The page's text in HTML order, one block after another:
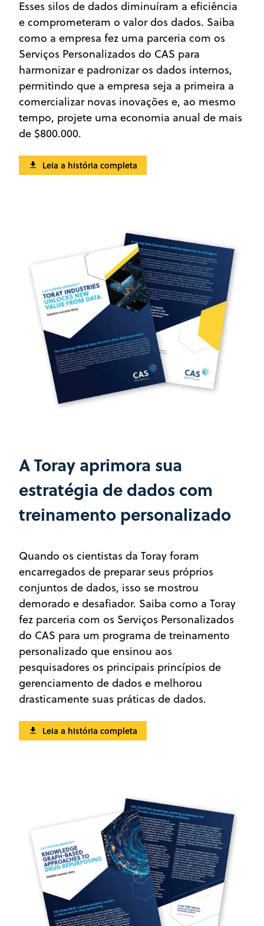
Esses silos de dados diminuíram a eficiência
e comprometeram o valor dos dados. Saiba
como a empresa fez uma parceria com os
Serviços Personalizados do CAS para
harmonizar e padronizar os dados internos,
permitindo que a empresa seja a primeira a
comercializar novas inovações e, ao mesmo
tempo, projete uma economia anual de mais
de $800.000.
Leia a história completa
A Toray aprimora sua
estratégia de dados com
treinamento personalizado
Quando os cientistas da Toray foram
encarregados de preparar seus próprios
conjuntos de dados, isso se mostrou
demorado e desafiador. Saiba como a Toray
fez parceria com os Serviços Personalizados
do CAS para um programa de treinamento
personalizado que ensinou aos
pesquisadores os principais princípios de
gerenciamento de dados e melhorou
drasticamente suas práticas de dados.
Leia a história completa